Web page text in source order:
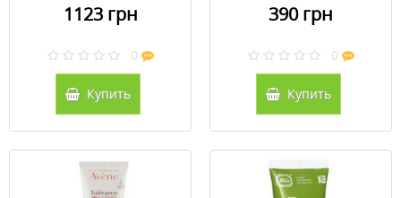
1123 грн
0
Купить
390 грн
0
Купить